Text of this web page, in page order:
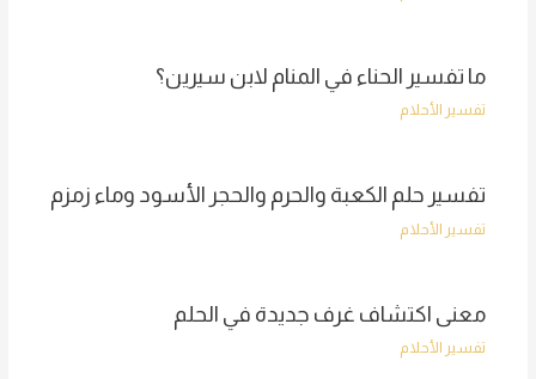
ما تفسير الحناء في المنام لابن سيرين؟
تفسير الأحلام
تفسير حلم الكعبة والحرم والحجر الأسود وماء زمزم
تفسير الأحلام
معنى اكتشاف غرف جديدة في الحلم
تفسير الأحلام